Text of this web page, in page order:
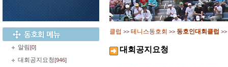
알림[0]
대회공지요청[946]
클럽 >> 테니스동호회 >> 동호인대회클럽 >>
대회공지요청